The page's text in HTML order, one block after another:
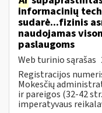
informacinių
sudarė...fizinis
naudojamas
paslaugoms
Web turinio sąrašas
Registracijos
Mokesčių
ir pareigos (32-42
imperatyvaus